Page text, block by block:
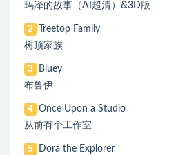
玛泽的故事（AI超清）&3D版
2
Treetop Family
树顶家族
3
Bluey
布鲁伊
4
Once Upon a Studio
从前有个工作室
5
Dora the Explorer